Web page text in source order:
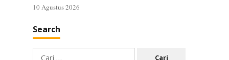
10 Agustus 2026
Search
Cari